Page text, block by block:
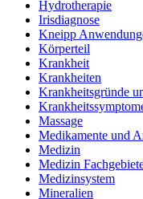
Hydrotherapie
Irisdiagnose
Kneipp
Körperteil
Krankheit
Krankheiten
Krankheitsgründe
Massage
Medikamente und
Medizin
Medizin
Medizinsystem
Mineralien